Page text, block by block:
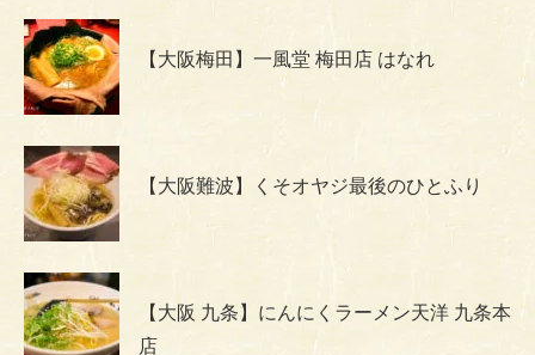
【大阪梅田】一風堂 梅田店 はなれ
【大阪難波】くそオヤジ最後のひとふり
【大阪 九条】にんにくラーメン天洋 九条本
店